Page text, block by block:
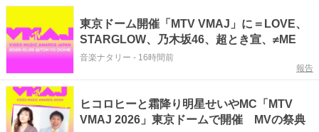
東京ドーム開催「MTV VMAJ」に＝LOVE、
STARGLOW、乃木坂46、超とき宣、≠ME
音楽ナタリー - 16時間前
報告
ヒコロヒーと霜降り明星せいやMC「MTV
VMAJ 2026」東京ドームで開催 MVの祭典